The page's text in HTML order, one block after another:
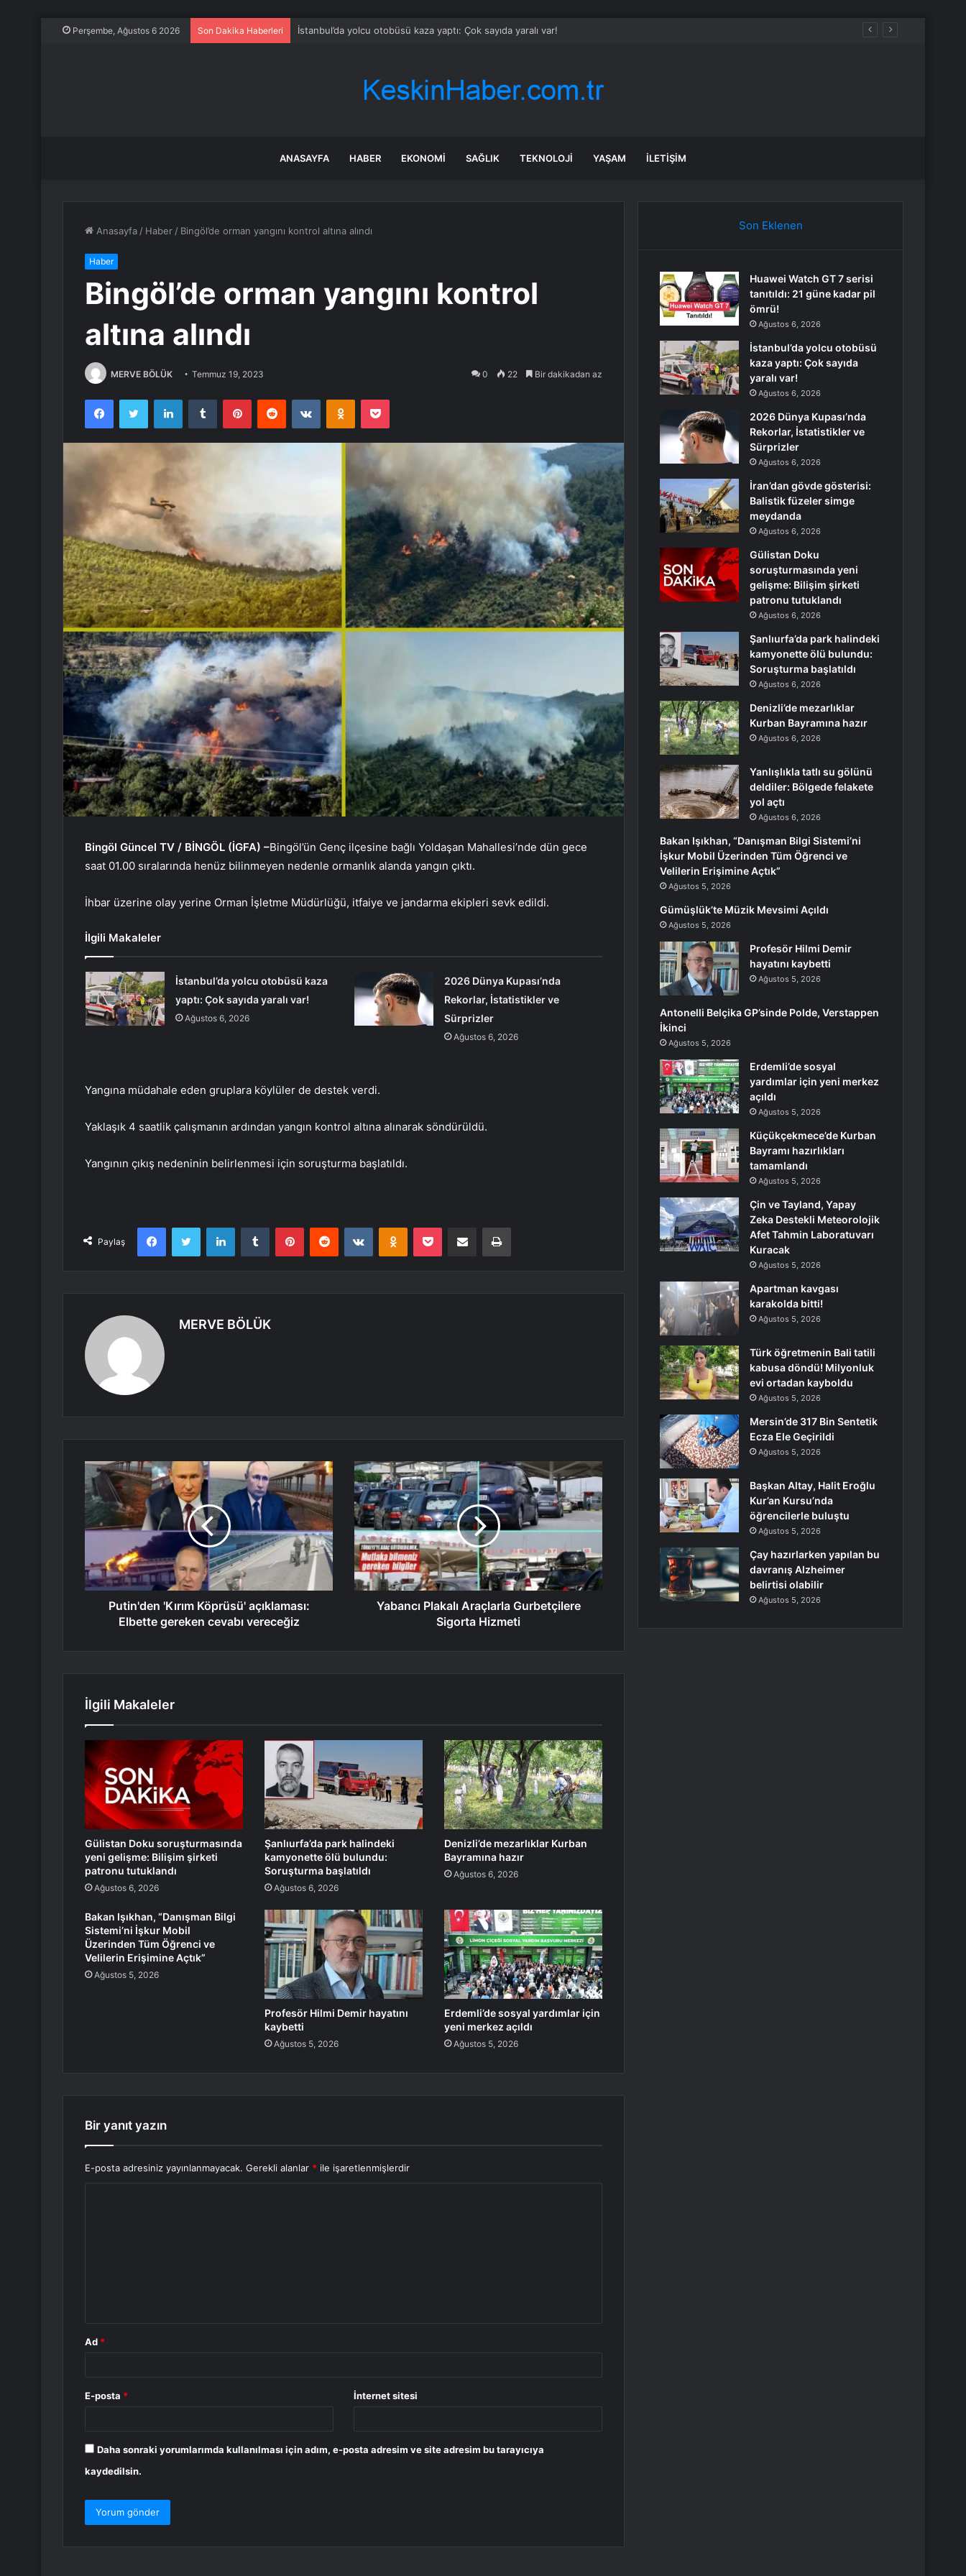
Perşembe, Ağustos 6 2026 Son Dakika Haberleri 2026 Dünya Kupası’nda Rekorlar, İstatistikler ve Sürprizler
ANASAYFA HABER EKONOMI SAĞLIK TEKNOLOJI YAŞAM İLETIŞIM
Anasayfa / Haber / Bingöl’de orman yangını kontrol altına alındı
Haber
Bingöl’de orman yangını kontrol
altına alındı
MERVE BÖLÜK Temmuz 19, 2023 0 22 Bir dakikadan az
FacebookTwitter LinkedInTumblr PinterestReddit VKontakteOdnoklassniki
Pocket
Bingöl Güncel TV / BİNGÖL (İGFA) –Bingöl’ün Genç ilçesine bağlı Yoldaşan Mahallesi’nde dün gece
saat 01.00 sıralarında henüz bilinmeyen nedenle ormanlık alanda yangın çıktı.
İhbar üzerine olay yerine Orman İşletme Müdürlüğü, itfaiye ve jandarma ekipleri sevk edildi.
İlgili Makaleler
İstanbul’da yolcu otobüsü kaza
yaptı: Çok sayıda yaralı var!
Ağustos 6, 2026
2026 Dünya Kupası’nda
Rekorlar, İstatistikler ve
Sürprizler
Ağustos 6, 2026
Yangına müdahale eden gruplara köylüler de destek verdi.
Yaklaşık 4 saatlik çalışmanın ardından yangın kontrol altına alınarak söndürüldü.
Yangının çıkış nedeninin belirlenmesi için soruşturma başlatıldı.
Paylaş
FacebookTwitter LinkedInTumblr PinterestReddit VKontakteOdnoklassniki
Pocket E-Posta ile paylaş Yazdır
MERVE BÖLÜK
Putin'den 'Kırım Köprüsü' açıklaması:
Elbette gereken cevabı vereceğiz
Yabancı Plakalı Araçlarla Gurbetçilere
Sigorta Hizmeti
İlgili Makaleler
Gülistan Doku soruşturmasında
yeni gelişme: Bilişim şirketi
patronu tutuklandı
Ağustos 6, 2026
Şanlıurfa’da park halindeki
kamyonette ölü bulundu:
Soruşturma başlatıldı
Ağustos 6, 2026
Denizli’de mezarlıklar Kurban
Bayramına hazır
Ağustos 6, 2026
Bakan Işıkhan, “Danışman Bilgi
Sistemi’ni İşkur Mobil
Üzerinden Tüm Öğrenci ve
Velilerin Erişimine Açtık”
Ağustos 5, 2026
Profesör Hilmi Demir hayatını
kaybetti
Ağustos 5, 2026
Erdemli’de sosyal yardımlar için
yeni merkez açıldı
Ağustos 5, 2026
Bir yanıt yazın
E-posta adresiniz yayınlanmayacak. Gerekli alanlar * ile işaretlenmişlerdir
Ad *
E-posta * İnternet sitesi
Daha sonraki yorumlarımda kullanılması için adım, e-posta adresim ve site adresim bu tarayıcıya
kaydedilsin.
Son Eklenen
Huawei Watch GT 7 serisi
tanıtıldı: 21 güne kadar pil
ömrü!
Ağustos 6, 2026
İstanbul’da yolcu otobüsü
kaza yaptı: Çok sayıda
yaralı var!
Ağustos 6, 2026
2026 Dünya Kupası’nda
Rekorlar, İstatistikler ve
Sürprizler
Ağustos 6, 2026
İran’dan gövde gösterisi:
Balistik füzeler simge
meydanda
Ağustos 6, 2026
Gülistan Doku
soruşturmasında yeni
gelişme: Bilişim şirketi
patronu tutuklandı
Ağustos 6, 2026
Şanlıurfa’da park halindeki
kamyonette ölü bulundu:
Soruşturma başlatıldı
Ağustos 6, 2026
Denizli’de mezarlıklar
Kurban Bayramına hazır
Ağustos 6, 2026
Yanlışlıkla tatlı su gölünü
deldiler: Bölgede felakete
yol açtı
Ağustos 6, 2026
Bakan Işıkhan, “Danışman Bilgi Sistemi’ni
İşkur Mobil Üzerinden Tüm Öğrenci ve
Velilerin Erişimine Açtık”
Ağustos 5, 2026
Gümüşlük’te Müzik Mevsimi Açıldı
Ağustos 5, 2026
Profesör Hilmi Demir
hayatını kaybetti
Ağustos 5, 2026
Antonelli Belçika GP’sinde Polde, Verstappen
İkinci
Ağustos 5, 2026
Erdemli’de sosyal
yardımlar için yeni merkez
açıldı
Ağustos 5, 2026
Küçükçekmece’de Kurban
Bayramı hazırlıkları
tamamlandı
Ağustos 5, 2026
Çin ve Tayland, Yapay
Zeka Destekli Meteorolojik
Afet Tahmin Laboratuvarı
Kuracak
Ağustos 5, 2026
Apartman kavgası
karakolda bitti!
Ağustos 5, 2026
Türk öğretmenin Bali tatili
kabusa döndü! Milyonluk
evi ortadan kayboldu
Ağustos 5, 2026
Mersin’de 317 Bin Sentetik
Ecza Ele Geçirildi
Ağustos 5, 2026
Başkan Altay, Halit Eroğlu
Kur’an Kursu’nda
öğrencilerle buluştu
Ağustos 5, 2026
Çay hazırlarken yapılan bu
davranış Alzheimer
belirtisi olabilir
Ağustos 5, 2026